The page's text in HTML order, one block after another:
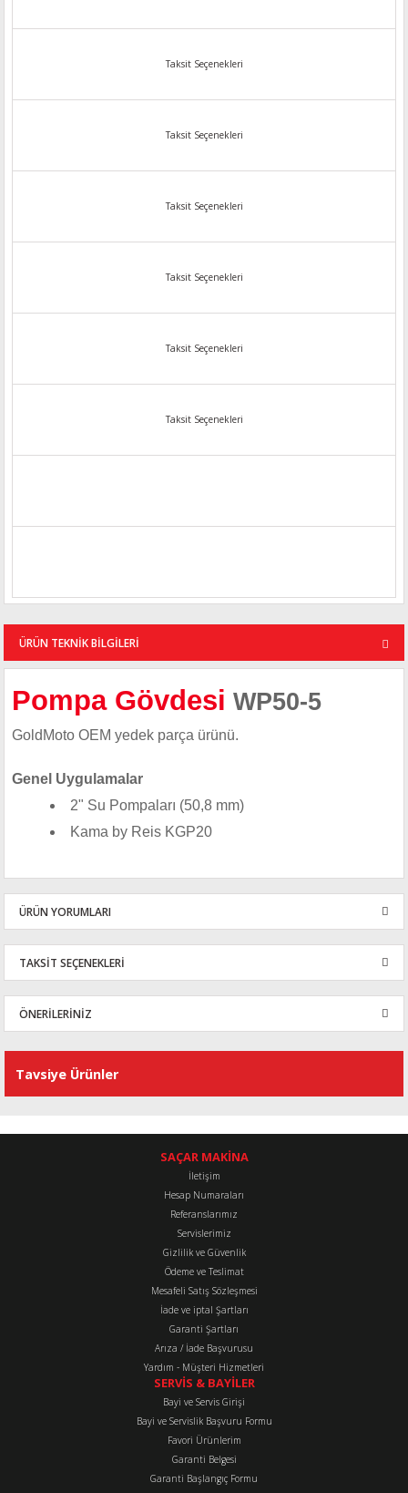
Taksit Seçenekleri
Taksit Seçenekleri
Taksit Seçenekleri
Taksit Seçenekleri
Taksit Seçenekleri
Taksit Seçenekleri
ÜRÜN TEKNİK BİLGİLERİ
Pompa Gövdesi WP50-5
GoldMoto OEM yedek parça ürünü.
Genel Uygulamalar
2" Su Pompaları (50,8 mm)
Kama by Reis KGP20
ÜRÜN YORUMLARI
Bu ürüne ilk yorumu siz yapın!
TAKSİT SEÇENEKLERİ
ÖNERİLERİNİZ
Bu ürünün fiyat bilgisi, resim, ürün açıklamalarında ve diğer
konularda yetersiz gördüğünüz noktaları öneri formunu kullanarak
Ürün resmi kalitesiz, bozuk veya görüntülenemiyor.
Ürün açıklamasında eksik bilgiler bulunuyor.
Ürün bilgilerinde hatalar bulunuyor.
Ürün fiyatı diğer sitelerden daha pahalı.
Bu ürüne benzer farklı alternatifler olmalı.
Gönder
Tavsiye Ürünler
Pompa Gövde Kapak Oringi 2'' WP50-11
SAÇAR MAKİNA
İletişim
Hesap Numaraları
Referanslarımız
Servislerimiz
Gizlilik ve Güvenlik
Ödeme ve Teslimat
Mesafeli Satış Sözleşmesi
İade ve iptal Şartları
Garanti Şartları
Arıza / İade Başvurusu
Yardım - Müşteri Hizmetleri
SERVİS & BAYİLER
Bayi ve Servis Girişi
Bayi ve Servislik Başvuru Formu
Favori Ürünlerim
Garanti Belgesi
Garanti Başlangıç Formu